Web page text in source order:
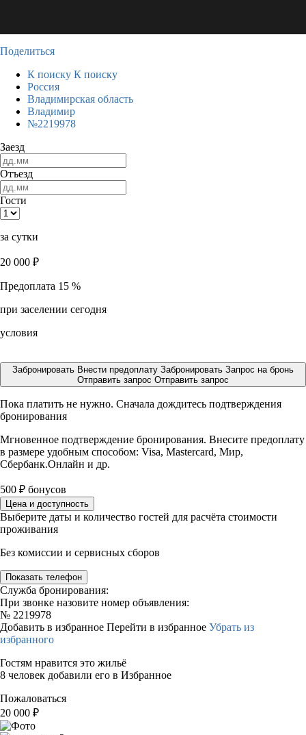
Поделиться
К поиску К поиску
Россия
Владимирская область
Владимир
№2219978
Заезд
Отъезд
Гости
за сутки
20 000 ₽
Предоплата 15 %
при заселении сегодня
условия
Забронировать Внести предоплату Забронировать Запрос на бронь
Отправить запрос Отправить запрос
Пока платить не нужно. Сначала дождитесь подтверждения
бронирования
Мгновенное подтверждение бронирования. Внесите предоплату
в размере удобным способом: Visa, Mastercard, Мир,
Сбербанк.Онлайн и др.
500 ₽ бонусов
Цена и доступность
Выберите даты и количество гостей для расчёта стоимости
проживания
Без комиссии и сервисных сборов
Показать телефон
Служба бронирования:
При звонке назовите номер объявления:
№ 2219978
Добавить в избранное Перейти в избранное Убрать из
избранного
Гостям нравится это жильё
8 человек добавили его в Избранное
Пожаловаться
20 000 ₽